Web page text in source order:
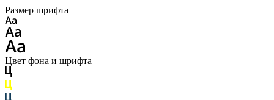
Размер шрифта
Цвет фона и шрифта